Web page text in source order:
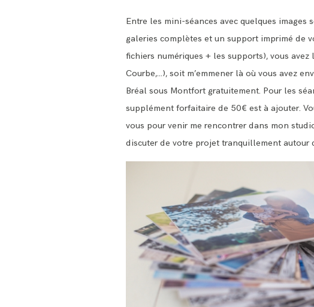
Entre les mini-séances avec quelques
galeries complètes et un support imprimé de
fichiers numériques + les supports), vous
Courbe,…), soit m’emmener là où vous avez
Bréal sous Montfortgratuitement. Pour les
supplément forfaitaire de 50€ est à ajouter.
vous pour venir me rencontrer dans mon
discuter de votre projet tranquillement autour